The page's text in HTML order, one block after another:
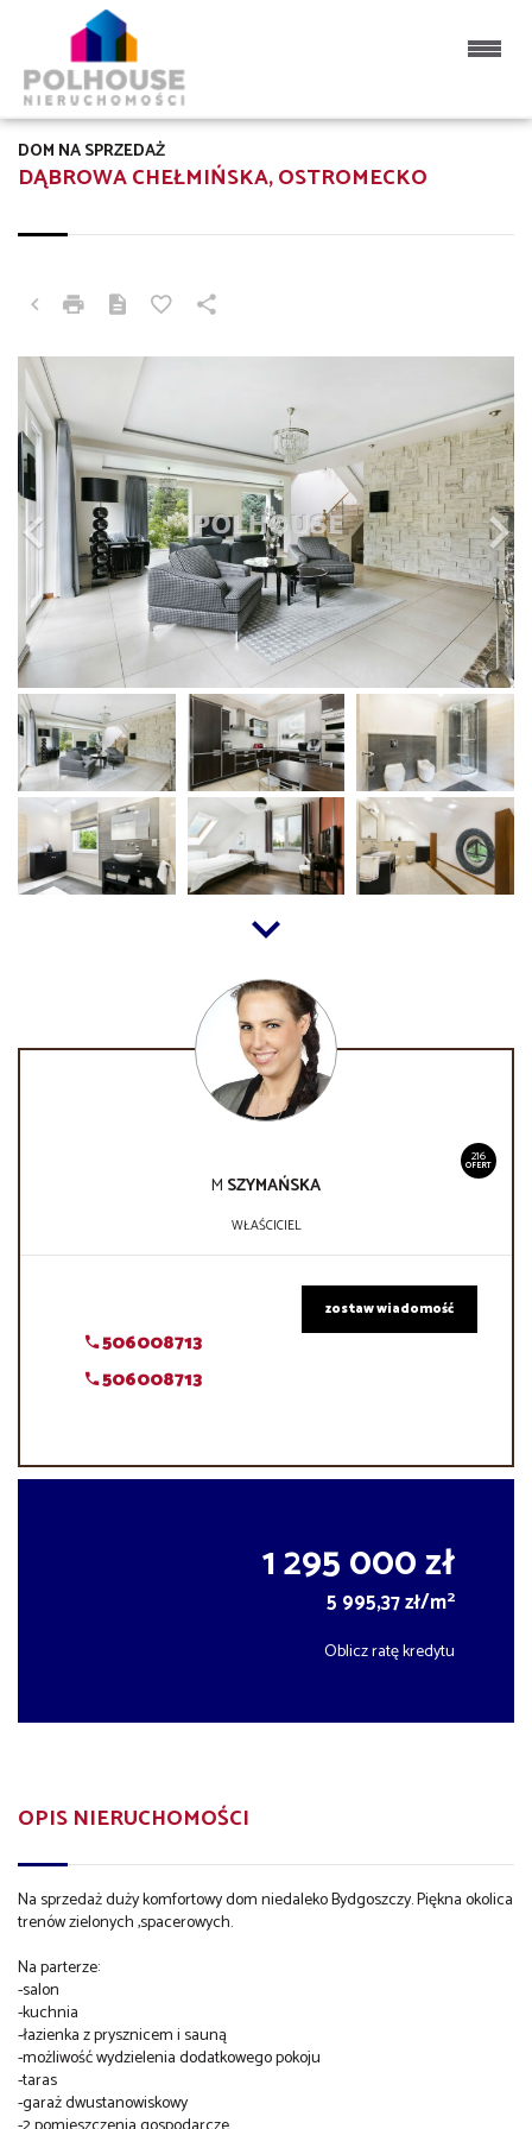
DĄBROWA CHEŁMIŃSKA, OSTROMECKO
DOM NA SPRZEDAŻ
216
OFERT
M SZYMAŃSKA
WŁAŚCICIEL
506008713
506008713
zostaw wiadomość
1 295 000 zł
5 995,37 zł/m2
Oblicz ratę kredytu
OPIS NIERUCHOMOŚCI
Na sprzedaż duży komfortowy dom niedaleko Bydgoszczy. Piękna okolica
trenów zielonych ,spacerowych.
Na parterze:
-salon
-kuchnia
-łazienka z prysznicem i sauną
-możliwość wydzielenia dodatkowego pokoju
-taras
-garaż dwustanowiskowy